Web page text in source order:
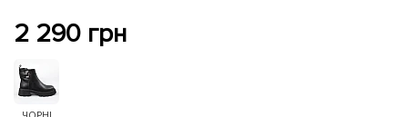
2 290 грн